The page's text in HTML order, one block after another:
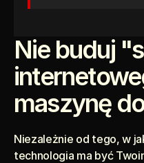
Nie buduj
maszynę
Niezależnie od tego, w
technologia ma być